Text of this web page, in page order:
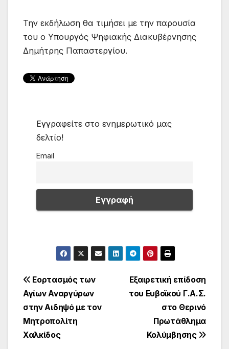
Την εκδήλωση θα τιμήσει με την παρουσία
του ο Υπουργός Ψηφιακής Διακυβέρνησης
Δημήτρης Παπαστεργίου.
Εγγραφείτε στο ενημερωτικό μας
δελτίο!
Email
Πλοήγηση
άρθρων
Εξαιρετική επίδοση
του Ευβοϊκού Γ.Α.Σ.
στο Θερινό
Πρωτάθλημα
Κολύμβησης
Εορτασμός των
Αγίων Αναργύρων
στην Αιδηψό με τον
Μητροπολίτη
Χαλκίδος